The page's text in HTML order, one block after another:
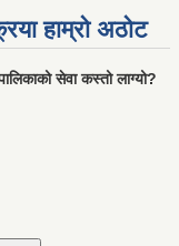
हाम्रो अठोट
सेवा कस्तो लाग्यो?